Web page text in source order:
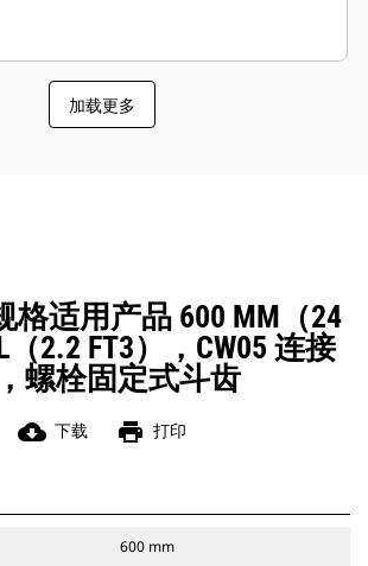
加载更多
格适用产品 600 MM（24
（2.2 FT3），CW05 连接
螺栓固定式斗齿
cloud_download 下载 print 打印
600 mm